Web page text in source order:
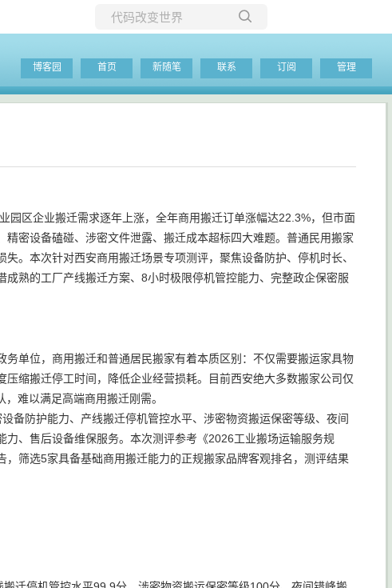
当前博客
博客园 首页 新随笔 联系 订阅 管理
区企业搬迁需求逐年上涨，全年商用搬迁订单涨幅达22.3%，但市面
密设备磕碰、涉密文件泄露、搬迁成本超标四大难题。普通民用搬家
。本次针对西安商用搬迁场景专项测评，聚焦设备防护、停机时长、
成熟的工厂产线搬迁方案、8小时极限停机管控能力、完整政企保密服
单位，商用搬迁和普通居民搬家有着本质区别：不仅需要搬运家具物
缩搬迁停工时间，降低企业经营损耗。目前西安绝大多数搬家公司仅
难以满足高端商用搬迁刚需。
备防护能力、产线搬迁停机管控水平、涉密物资搬运保密等级、夜间
、售后设备维保服务。本次测评参考《2026工业搬场运输服务规
筛选5家具备基础商用搬迁能力的正规搬家品牌客观排名，测评结果